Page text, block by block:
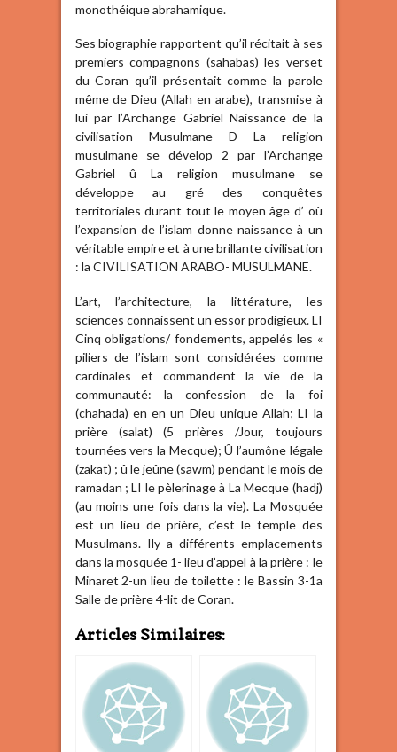
monothéique abrahamique.
Ses biographie rapportent qu’il récitait à ses
premiers compagnons (sahabas) les verset
du Coran qu’il présentait comme la parole
même de Dieu (Allah en arabe), transmise à
lui par l’Archange Gabriel Naissance de la
civilisation Musulmane D La religion
musulmane se dévelop 2 par l’Archange
Gabriel û La religion musulmane se
développe au gré des conquêtes
territoriales durant tout le moyen âge d’ où
l’expansion de l’islam donne naissance à un
véritable empire et à une brillante civilisation
: la CIVILISATION ARABO- MUSULMANE.
L’art, l’architecture, la littérature, les
sciences connaissent un essor prodigieux. LI
Cinq obligations/ fondements, appelés les «
piliers de l’islam sont considérées comme
cardinales et commandent la vie de la
communauté: la confession de la foi
(chahada) en en un Dieu unique Allah; LI la
prière (salat) (5 prières /Jour, toujours
tournées vers la Mecque); Û l’aumône légale
(zakat) ; û le jeûne (sawm) pendant le mois de
ramadan ; LI le pèlerinage à La Mecque (hadj)
(au moins une fois dans la vie). La Mosquée
est un lieu de prière, c’est le temple des
Musulmans. Ily a différents emplacements
dans la mosquée 1- lieu d’appel à la prière : le
Minaret 2-un lieu de toilette : le Bassin 3-1a
Salle de prière 4-lit de Coran.
Articles Similaires: